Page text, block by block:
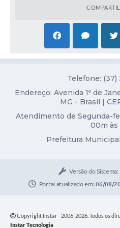
Contas Públicas
Telefones Úteis
Transparência
Enquete
Agenda
Telefone:
Endereço: Avenida 1º de
MG - Brasil |
Atendimento de Segunda-
00m às
Prefeitura
Versão do Sistema:
Portal atualizado em:06/08/
Copyright Instar - 2006-2026. Todos os
Instar Tecnologia